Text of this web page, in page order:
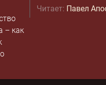
Читает: Павел
– как